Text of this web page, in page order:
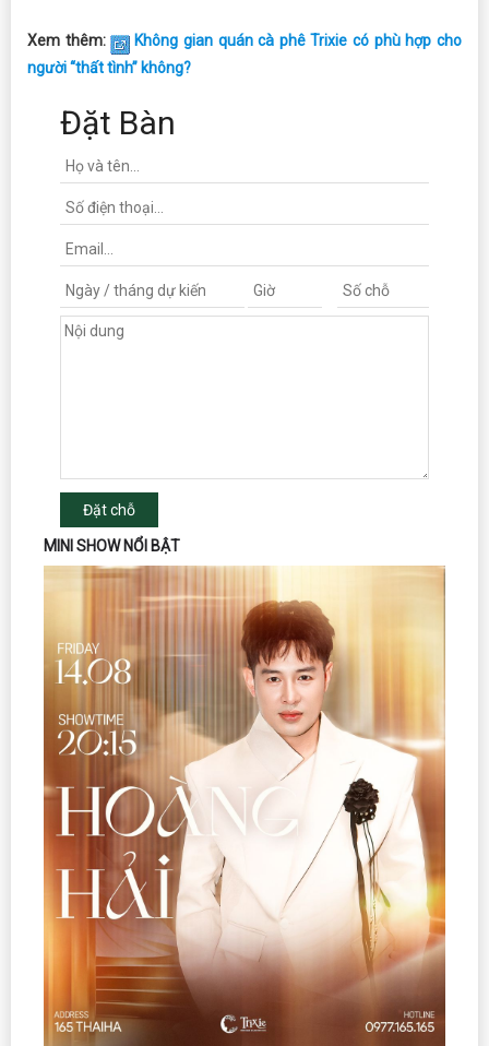
Xem thêm:
Không gian quán cà phê Trixie có phù hợp cho
người “thất tình” không?
Đặt Bàn
Đặt chỗ
MINI SHOW NỔI BẬT